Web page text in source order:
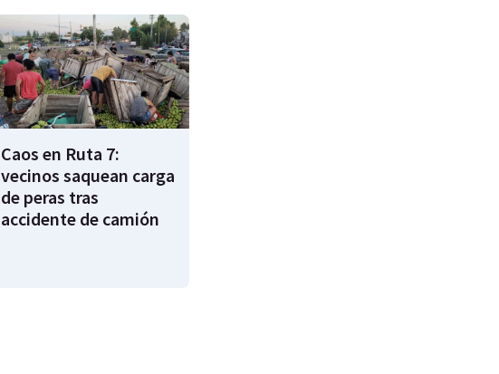
Caos en Ruta 7:
vecinos saquean carga
de peras tras
accidente de camión